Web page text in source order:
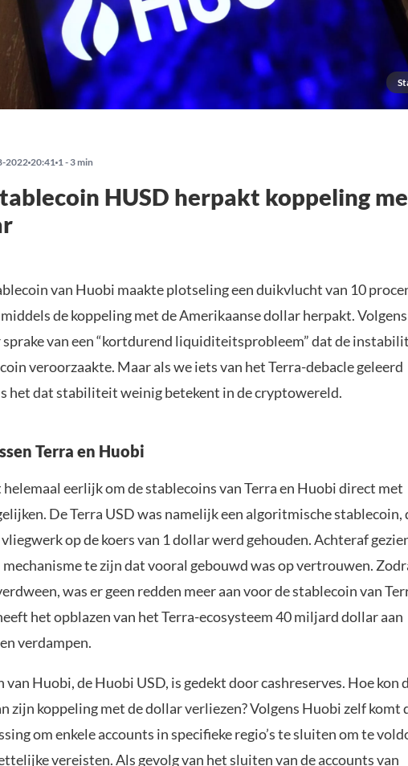
2022 20:41 1 - 3 min
HUSD herpakt koppeling
van Huobi maakte plotseling een duikvlucht van 10
de koppeling met de Amerikaanse dollar herpakt. Volgens
sprake van een “kortdurend liquiditeitsprobleem” dat de
veroorzaakte. Maar als we iets van het Terra-debacle geleerd
het dat stabiliteit weinig betekent in de cryptowereld.
Terra en Huobi
eerlijk om de stablecoins van Terra en Huobi direct met
De Terra USD was namelijk een algoritmische stablecoin,
op de koers van 1 dollar werd gehouden. Achteraf
mechanisme te zijn dat vooral gebouwd was op vertrouwen.
was er geen redden meer aan voor de stablecoin van
het opblazen van het Terra-ecosysteem 40 miljard dollar aan
verdampen.
van Huobi, de Huobi USD, is gedekt door cashreserves. Hoe kon
zijn koppeling met de dollar verliezen? Volgens Huobi zelf komt
om enkele accounts in specifieke regio’s te sluiten om te
vereisten. Als gevolg van het sluiten van de accounts van